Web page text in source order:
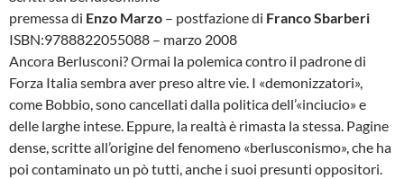
premessa di Enzo Marzo – postfazione di Franco Sbarberi
ISBN:9788822055088 – marzo 2008
Ancora Berlusconi? Ormai la polemica contro il padrone di
Forza Italia sembra aver preso altre vie. I «demonizzatori»,
come Bobbio, sono cancellati dalla politica dell’«inciucio» e
delle larghe intese. Eppure, la realtà è rimasta la stessa. Pagine
dense, scritte all’origine del fenomeno «berlusconismo», che ha
poi contaminato un pò tutti, anche i suoi presunti oppositori.